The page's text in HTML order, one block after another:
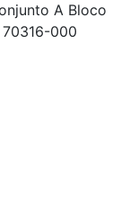
A Bloco
000